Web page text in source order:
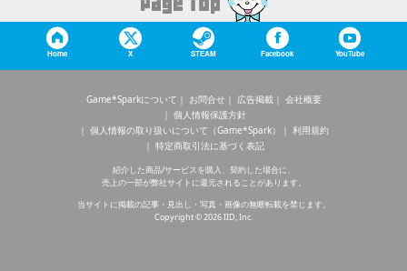
Home X STEAM Facebook YouTube
Game*Sparkについて お問合せ 広告掲載
会社概要
個人情報保護方針
個人情報の取り扱いについて（Game*Spark）
利用規約
特定商取引法に基づく表記
紹介した商品/サービスを購入、契約した場合に、
売上の一部が弊社サイトに還元されることがあります。
当サイトに掲載の記事・見出し・写真・画像の無断転載を禁じます。
Copyright © 2026 IID, Inc.